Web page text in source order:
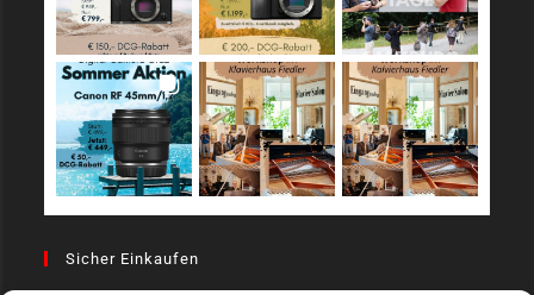
Sicher Einkaufen